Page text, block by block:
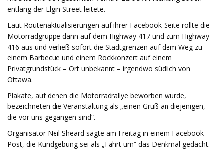
entlang der Elgin Street leitete.
Laut Routenaktualisierungen auf ihrer Facebook-Seite rollte die
Motorradgruppe dann auf dem Highway 417 und zum Highway
416 aus und verließ sofort die Stadtgrenzen auf dem Weg zu
einem Barbecue und einem Rockkonzert auf einem
Privatgrundstück – Ort unbekannt – irgendwo südlich von
Ottawa.
Plakate, auf denen die Motorradrallye beworben wurde,
bezeichneten die Veranstaltung als „einen Gruß an diejenigen,
die vor uns gegangen sind“.
Organisator Neil Sheard sagte am Freitag in einem Facebook-
Post, die Kundgebung sei als „Fahrt um“ das Denkmal gedacht.